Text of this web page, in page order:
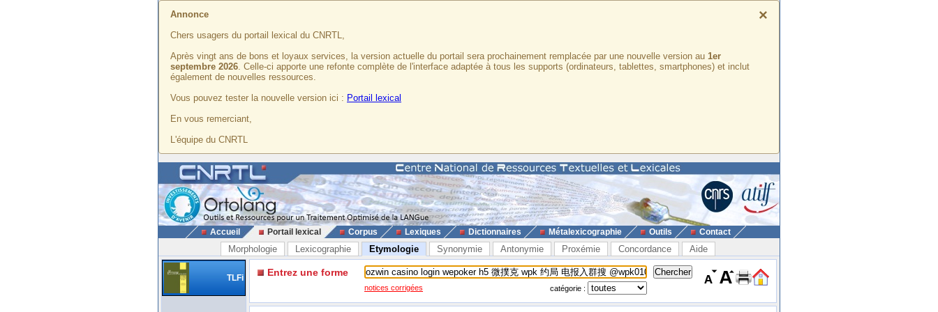
×
Annonce
Chers usagers du portail lexical du CNRTL,
Après vingt ans de bons et loyaux services, la version actuelle du portail sera prochainement remplacée par une nouvelle version au 1er
septembre 2026. Celle-ci apporte une refonte complète de l'interface adaptée à tous les supports (ordinateurs, tablettes, smartphones) et inclut
également de nouvelles ressources.
Vous pouvez tester la nouvelle version ici : Portail lexical
En vous remerciant,
L'équipe du CNRTL
Accueil Portail lexical Corpus Lexiques Dictionnaires Métalexicographie Outils Contact
Morphologie Lexicographie Etymologie Synonymie Antonymie Proxémie Concordance Aide
TLFi Entrez une forme
notices corrigées catégorie :